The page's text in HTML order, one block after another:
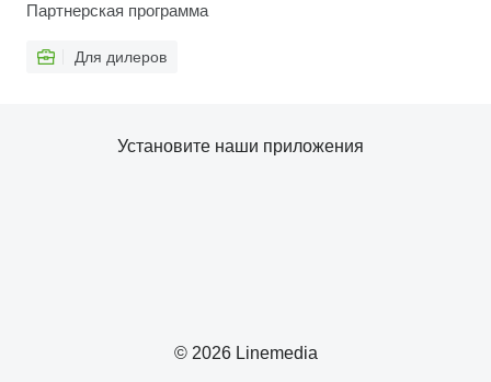
Партнерская программа
Для дилеров
© 2026 Linemedia
Установите наши приложения